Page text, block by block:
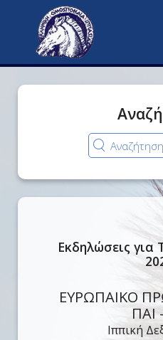
Εκδηλώσεις για
ΕΥΡΩΠΑΙΚΟ
ΠΑΙ
Ιππική